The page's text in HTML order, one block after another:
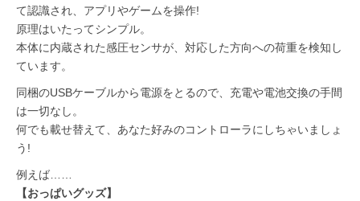
て認識され、アプリやゲームを操作!
原理はいたってシンプル。
本体に内蔵された感圧センサが、対応した方向への荷重を検知し
ています。
同梱のUSBケーブルから電源をとるので、充電や電池交換の手間
は一切なし。
何でも載せ替えて、あなた好みのコントローラにしちゃいましょ
う!
例えば……
【おっぱいグッズ】